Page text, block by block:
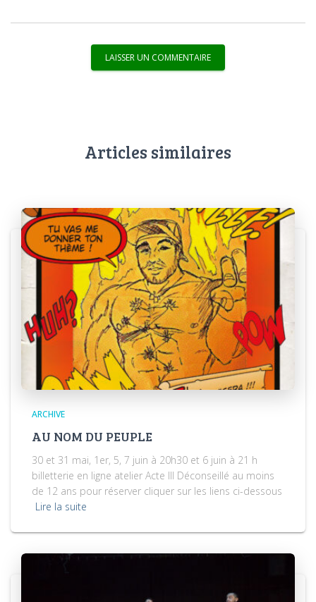
Articles similaires
ARCHIVE
AU NOM DU PEUPLE
30 et 31 mai, 1er, 5, 7 juin à 20h30 et 6 juin à 21 h
billetterie en ligne atelier Acte III Déconseillé au moins
de 12 ans pour réserver cliquer sur les liens ci-dessous
Lire la suite